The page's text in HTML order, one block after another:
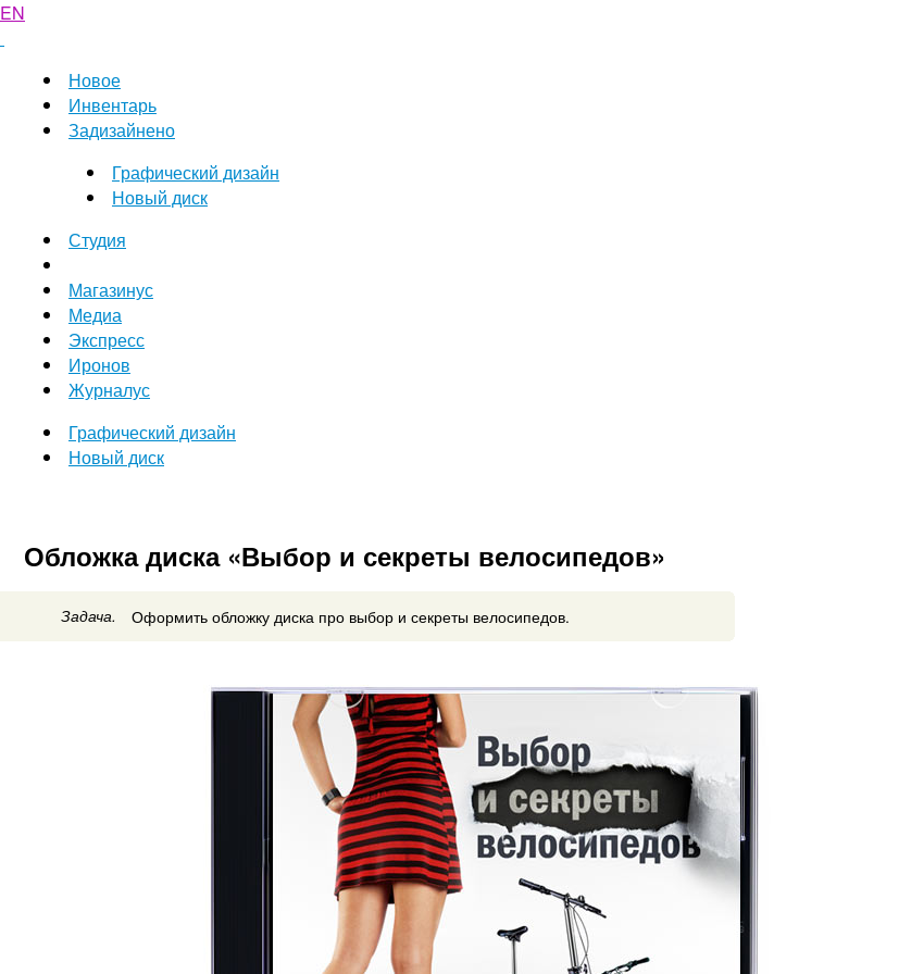
EN
Новое
Инвентарь
Задизайнено
Графический дизайн
Новый диск
Студия
Магазинус
Медиа
Экспресс
Иронов
Журналус
Графический дизайн
Новый диск
Обложка диска «Выбор и секреты велосипедов»
Задача. Оформить обложку диска про выбор и секреты велосипедов.